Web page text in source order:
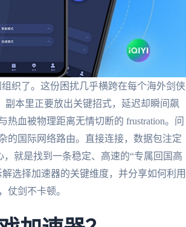
织了。这份困扰几乎横跨在每个海外剑侠
副本里正要放出关键招式，延迟却瞬间飙
血被物理距离无情切断的 frustration。问
国际网络路由。直接连接，数据包注定
就是找到一条稳定、高速的“专属回国高
选择加速器的关键维度，并分享如何利用
仗剑不卡顿。